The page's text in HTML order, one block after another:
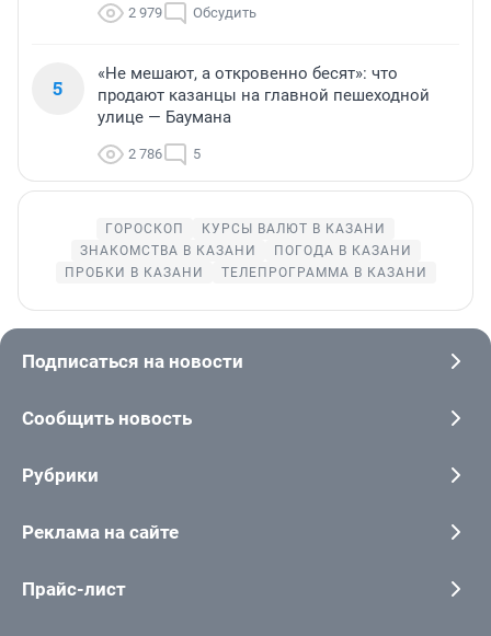
2 979 Обсудить
5
«Не мешают, а откровенно бесят»: что
продают казанцы на главной пешеходной
улице — Баумана
2 786 5
ГОРОСКОП
КУРСЫ ВАЛЮТ В КАЗАНИ
ЗНАКОМСТВА В КАЗАНИ
ПОГОДА В КАЗАНИ
ПРОБКИ В КАЗАНИ
ТЕЛЕПРОГРАММА В КАЗАНИ
Подписаться на новости
Сообщить новость
Рубрики
Реклама на сайте
Прайс-лист